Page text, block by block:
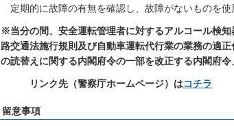
定期的に故障の有無を確認し、故障がないものを使
※当分の間、安全運転管理者に対するアルコール検
路交通法施行規則及び自動車運転代行業の業務の適
の読替えに関する内閣府令の一部を改正
リンク先（警察庁ホームページ）はコチラ
留意事項